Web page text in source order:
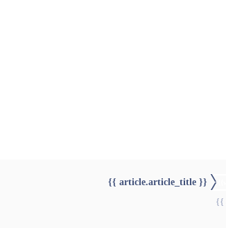
{{ article.article_title }}